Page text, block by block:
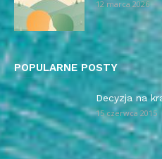
12 marca 2026
POPULARNE POSTY
Decyzja na
15 czerwca 2015